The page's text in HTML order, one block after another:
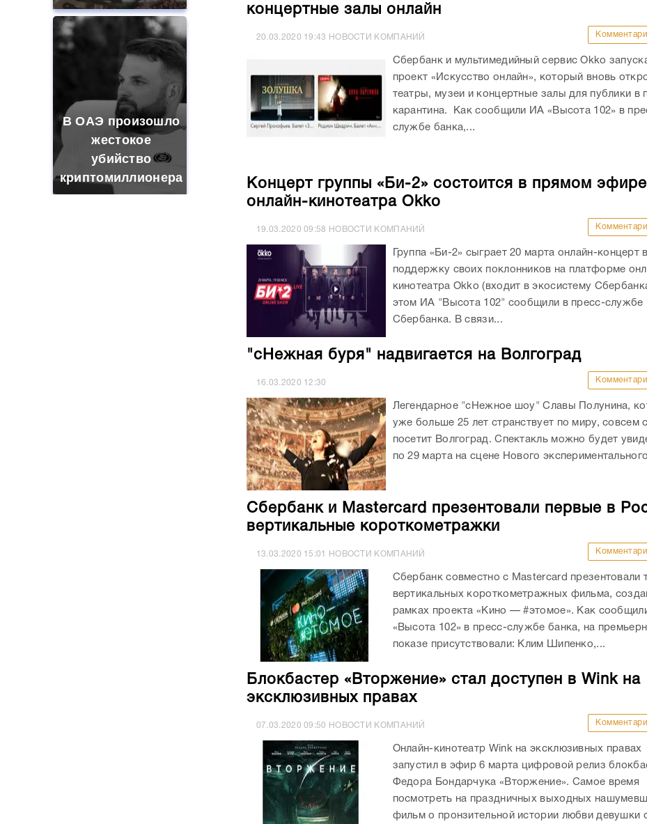
В ОАЭ произошло
жестокое
убийство
криптомиллионера
концертные залы онлайн
20.03.2020 19:43 НОВОСТИ КОМПАНИЙ
Сбербанк и мультимедийный сервис Оkko
проект «Искусство онлайн», который вновь
театры, музеи и концертные залы для публики в
карантина. Как сообщили ИА «Высота 102» в
службе банка,...
Концерт группы «Би-2» состоится в прямом эфире
онлайн-кинотеатра Okko
19.03.202009:58 НОВОСТИ КОМПАНИЙ
Группа «Би-2» сыграет 20 марта онлайн-концерт в
поддержку своих поклонников на платформе
кинотеатра Okko (входит в экосистему
этом ИА "Высота 102" сообщили в пресс-службе
Сбербанка. В связи...
"сНежная буря" надвигается на Волгоград
16.03.2020 12:30
Легендарное "сНежное шоу" Славы Полунина,
уже больше 25 лет странствует по миру, совсем
посетит Волгоград. Спектакль можно будет
по 29 марта на сцене Нового
Сбербанк и Mastercard презентовали первые в
вертикальные короткометражки
13.03.2020 15:01 НОВОСТИ КОМПАНИЙ
Сбербанк совместно с Mastercard презентовали
вертикальных короткометражных фильма,
рамках проекта «Кино — #этомое». Как
«Высота 102» в пресс-службе банка, на
показе присутствовали: Клим Шипенко,...
Блокбастер «Вторжение» стал доступен в Wink на
эксклюзивных правах
07.03.202009:50 НОВОСТИ КОМПАНИЙ
Онлайн-кинотеатр Wink на эксклюзивных правах
запустил в эфир 6 марта цифровой релиз
Федора Бондарчука «Вторжение». Самое время
посмотреть на праздничных выходных
фильм о пронзительной истории любви девушки